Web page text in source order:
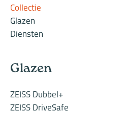
Collectie
Glazen
Diensten
Glazen
ZEISS Dubbel+
ZEISS DriveSafe